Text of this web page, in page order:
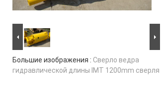
Большие изображения : Сверло ведра
гидравлической длины IMT 1200mm сверля